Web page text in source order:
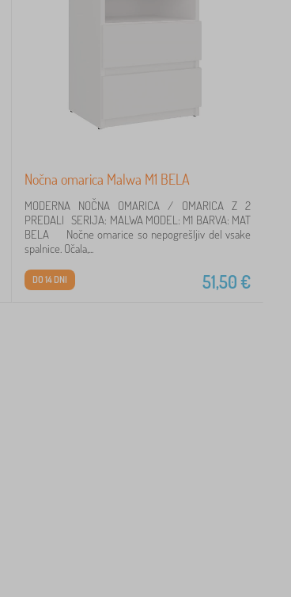
Nočna omarica Malwa M1 BELA
MODERNA NOČNA OMARICA / OMARICA Z 2
PREDALI SERIJA: MALWA MODEL: M1 BARVA: MAT
BELA Nočne omarice so nepogrešljiv del vsake
spalnice. Očala,...
51,50€
DO 14 DNI